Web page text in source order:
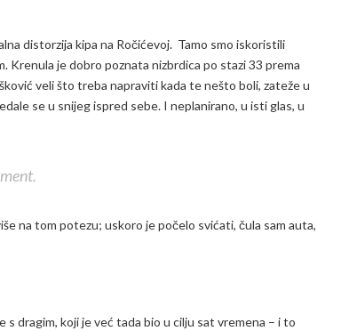
distorzija kipa na Ročićevoj. Tamo smo iskoristili
je dobro poznata nizbrdica po stazi 33 prema
veli što treba napraviti kada te nešto boli, zateže u
se u snijeg ispred sebe. I neplanirano, u isti glas, u
na tom potezu; uskoro je počelo svićati, čula sam auta,
dragim, koji je već tada bio u cilju sat vremena – i to